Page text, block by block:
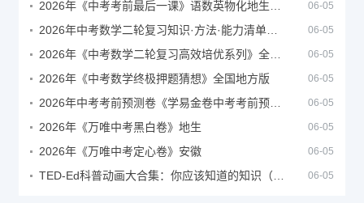
06-05
06-05
06-05
2026年《中考数学终极押题猜想》全国地方版 06-05
06-05
2026年《万唯中考黑白卷》地生 06-05
2026年《万唯中考定心卷》安徽 06-05
06-05